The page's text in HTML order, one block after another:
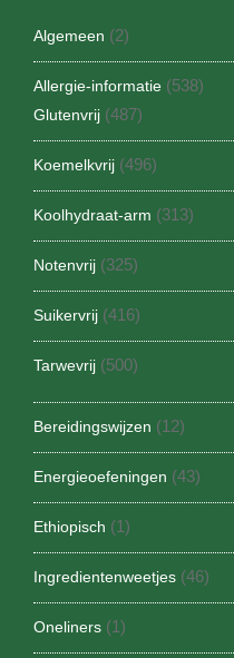
Algemeen (2)
Allergie-informatie (538)
Glutenvrij (487)
Koemelkvrij (496)
Koolhydraat-arm (313)
Notenvrij (325)
Suikervrij (416)
Tarwevrij (500)
Bereidingswijzen (12)
Energieoefeningen (43)
Ethiopisch (1)
Ingredientenweetjes (46)
Oneliners (1)